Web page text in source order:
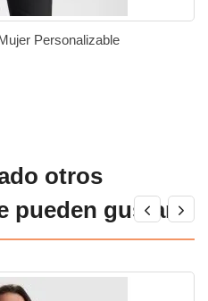
Personalizable
otros
pueden gustar!